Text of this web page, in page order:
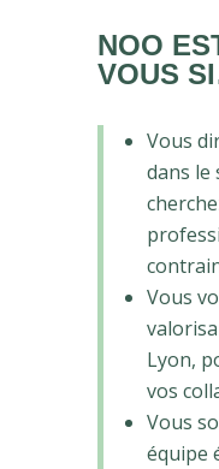
NOO
VOUS
Vous
dans le
Vous
Lyon,
vos
Vous
équipe